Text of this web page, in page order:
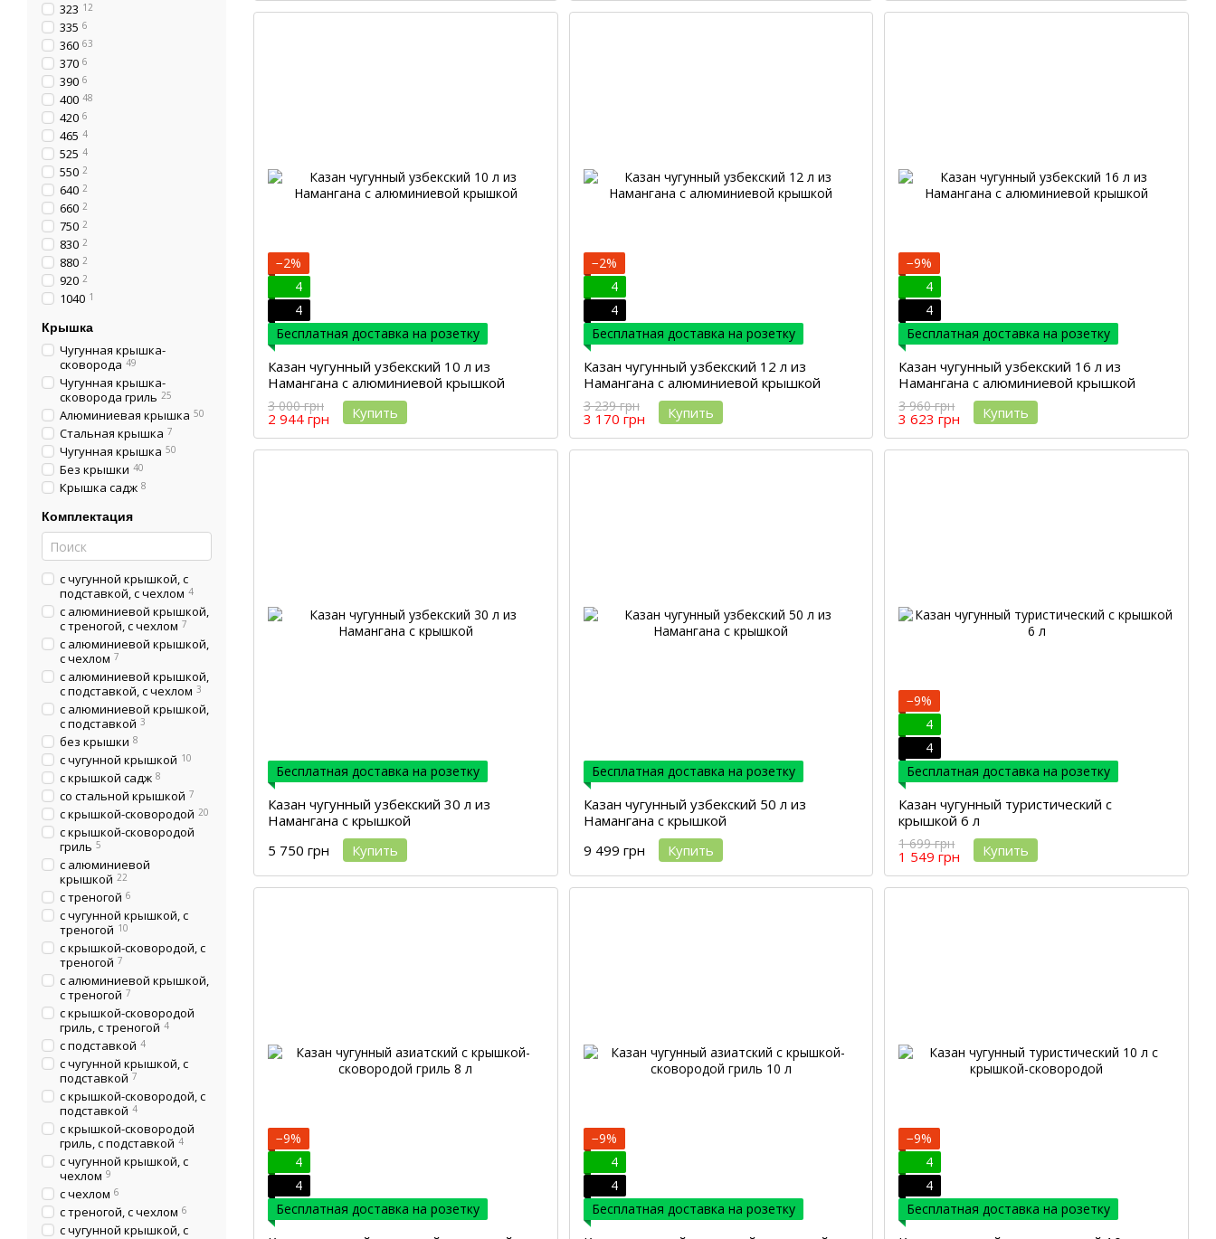
−2%
4
4
Бесплатная доставка на розетку
Казан чугунный узбекский 10 л из
Намангана с алюминиевой крышкой
3 000 грн
2 944 грн Купить
−2%
4
4
Бесплатная доставка на розетку
Казан чугунный узбекский 12 л из
Намангана с алюминиевой крышкой
3 239 грн
3 170 грн Купить
−9%
4
4
Бесплатная доставка на розетку
Казан чугунный узбекский 16 л из
Намангана с алюминиевой крышкой
3 960 грн
3 623 грн Купить
Бесплатная доставка на розетку
Казан чугунный узбекский 30 л из
Намангана с крышкой
5 750 грн
Купить
Бесплатная доставка на розетку
Казан чугунный узбекский 50 л из
Намангана с крышкой
9 499 грн
Купить
−9%
4
4
Бесплатная доставка на розетку
Казан чугунный туристический с
крышкой 6 л
1 699 грн
1 549 грн Купить
−9%
4
4
Бесплатная доставка на розетку
−9%
4
4
Бесплатная доставка на розетку
−9%
4
4
Бесплатная доставка на розетку
323 12
335 6
360 63
370 6
390 6
400 48
420 6
465 4
525 4
550 2
640 2
660 2
750 2
830 2
880 2
920 2
1040 1
Крышка
Чугунная крышка-
сковорода 49
Чугунная крышка-
сковорода гриль 25
Алюминиевая крышка 50
Стальная крышка 7
Чугунная крышка 50
Без крышки 40
Крышка садж 8
Комплектация
с чугунной крышкой, с
подставкой, с чехлом 4
с алюминиевой крышкой,
с треногой, с чехлом 7
с алюминиевой крышкой,
с чехлом 7
с алюминиевой крышкой,
с подставкой, с чехлом 3
с алюминиевой крышкой,
с подставкой 3
без крышки 8
с чугунной крышкой 10
с крышкой садж 8
со стальной крышкой 7
с крышкой-сковородой 20
с крышкой-сковородой
гриль 5
с алюминиевой
крышкой 22
с треногой 6
с чугунной крышкой, с
треногой 10
с крышкой-сковородой, с
треногой 7
с алюминиевой крышкой,
с треногой 7
с крышкой-сковородой
гриль, с треногой 4
с подставкой 4
с чугунной крышкой, с
подставкой 7
с крышкой-сковородой, с
подставкой 4
с крышкой-сковородой
гриль, с подставкой 4
с чугунной крышкой, с
чехлом 9
с чехлом 6
с треногой, с чехлом 6
с чугунной крышкой, с